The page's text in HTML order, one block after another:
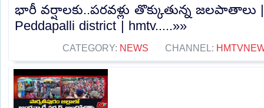
భారీ వర్షాలకు..పరవళ్లు తొక్కుతున్న జలపాతాలు |
Peddapalli district | hmtv.....»»
CATEGORY: NEWS CHANNEL: